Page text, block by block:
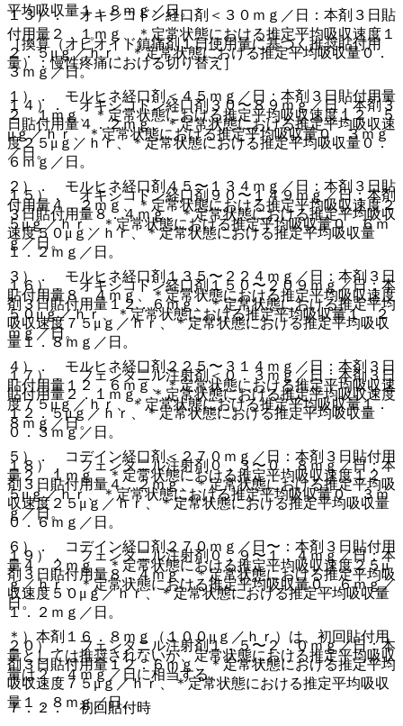
平均吸収量１．８ｍｇ／日。
［換算（オピオイド鎮痛剤１日使用量に基づく推奨貼付用
量）：慢性疼痛における切り替え］
１）． モルヒネ経口剤＜４５ｍｇ／日：本剤３日貼付用量
２．１ｍｇ、＊定常状態における推定平均吸収速度１２．５
μｇ／ｈｒ、＊定常状態における推定平均吸収量０．３ｍｇ
／日。
２）． モルヒネ経口剤４５〜１３４ｍｇ／日：本剤３日貼
付用量４．２ｍｇ、＊定常状態における推定平均吸収速度２
５μｇ／ｈｒ、＊定常状態における推定平均吸収量０．６ｍ
ｇ／日。
３）． モルヒネ経口剤１３５〜２２４ｍｇ／日：本剤３日
貼付用量８．４ｍｇ、＊定常状態における推定平均吸収速度
５０μｇ／ｈｒ、＊定常状態における推定平均吸収量１．２
ｍｇ／日。
４）． モルヒネ経口剤２２５〜３１４ｍｇ／日：本剤３日
貼付用量１２．６ｍｇ、＊定常状態における推定平均吸収速
度７５μｇ／ｈｒ、＊定常状態における推定平均吸収量１．
８ｍｇ／日。
５）． コデイン経口剤＜２７０ｍｇ／日：本剤３日貼付用
量２．１ｍｇ、＊定常状態における推定平均吸収速度１２．
５μｇ／ｈｒ、＊定常状態における推定平均吸収量０．３ｍ
ｇ／日。
６）． コデイン経口剤２７０ｍｇ／日〜：本剤３日貼付用
量４．２ｍｇ、＊定常状態における推定平均吸収速度２５μ
ｇ／ｈｒ、＊定常状態における推定平均吸収量０．６ｍｇ／
日。
＊）本剤１６．８ｍｇ（１００μｇ／ｈｒ）は、初回貼付用
量としては推奨されないが、定常状態における推定平均吸収
量は２．４ｍｇ／日に相当する。
７．２． 初回貼付時
１３）． オキシコドン経口剤＜３０ｍｇ／日：本剤３日貼
付用量２．１ｍｇ、＊定常状態における推定平均吸収速度１
２．５μｇ／ｈｒ、＊定常状態における推定平均吸収量０．
３ｍｇ／日。
１４）． オキシコドン経口剤３０〜８９ｍｇ／日：本剤３
日貼付用量４．２ｍｇ、＊定常状態における推定平均吸収速
度２５μｇ／ｈｒ、＊定常状態における推定平均吸収量０．
６ｍｇ／日。
１５）． オキシコドン経口剤９０〜１４９ｍｇ／日：本剤
３日貼付用量８．４ｍｇ、＊定常状態における推定平均吸収
速度５０μｇ／ｈｒ、＊定常状態における推定平均吸収量
１．２ｍｇ／日。
１６）． オキシコドン経口剤１５０〜２０９ｍｇ／日：本
剤３日貼付用量１２．６ｍｇ、＊定常状態における推定平均
吸収速度７５μｇ／ｈｒ、＊定常状態における推定平均吸収
量１．８ｍｇ／日。
１７）． フェンタニル注射剤＜０．３ｍｇ／日：本剤３日
貼付用量２．１ｍｇ、＊定常状態における推定平均吸収速度
１２．５μｇ／ｈｒ、＊定常状態における推定平均吸収量
０．３ｍｇ／日。
１８）． フェンタニル注射剤０．３〜０．８ｍｇ／日：本
剤３日貼付用量４．２ｍｇ、＊定常状態における推定平均吸
収速度２５μｇ／ｈｒ、＊定常状態における推定平均吸収量
０．６ｍｇ／日。
１９）． フェンタニル注射剤０．９〜１．４ｍｇ／日：本
剤３日貼付用量８．４ｍｇ、＊定常状態における推定平均吸
収速度５０μｇ／ｈｒ、＊定常状態における推定平均吸収量
１．２ｍｇ／日。
２０）． フェンタニル注射剤１．５〜２．０ｍｇ／日：本
剤３日貼付用量１２．６ｍｇ、＊定常状態における推定平均
吸収速度７５μｇ／ｈｒ、＊定常状態における推定平均吸収
量１．８ｍｇ／日。